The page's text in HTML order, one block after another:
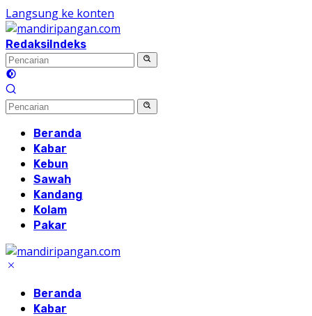
Langsung ke konten
RedaksiIndeks
Beranda
Kabar
Kebun
Sawah
Kandang
Kolam
Pakar
Beranda
Kabar